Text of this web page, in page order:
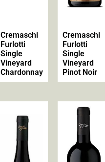
Cremaschi
Furlotti
Single
Vineyard
Chardonnay
Cremaschi
Furlotti
Single
Vineyard
Pinot Noir